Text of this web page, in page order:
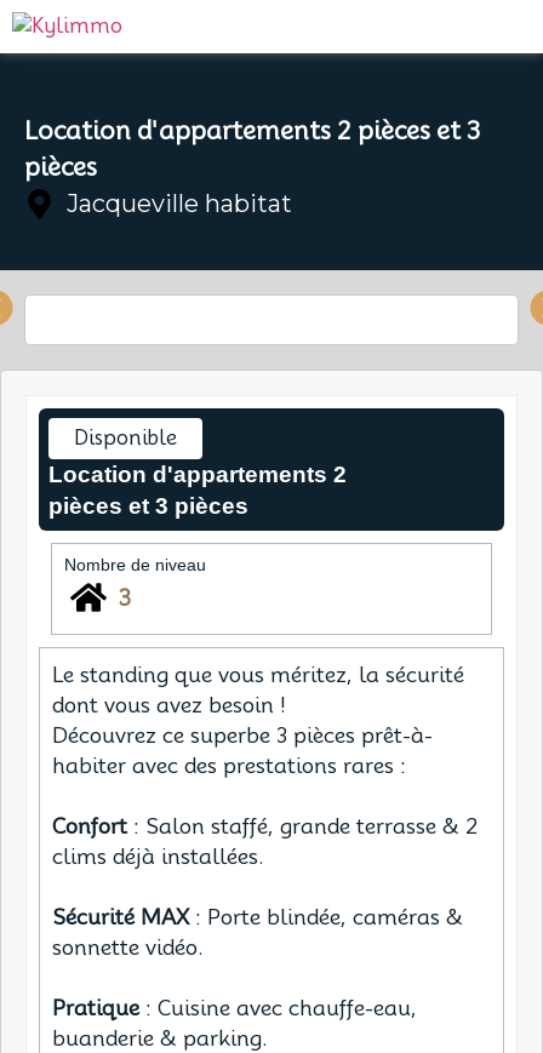
Location d'appartements 2 pièces et 3
pièces
Jacqueville habitat
Disponible
Location d'appartements 2
pièces et 3 pièces
Nombre de niveau
3
Le standing que vous méritez, la sécurité
dont vous avez besoin !
Découvrez ce superbe 3 pièces prêt-à-
habiter avec des prestations rares :
Confort: Salon staffé, grande terrasse & 2
clims déjà installées.
Sécurité MAX: Porte blindée, caméras &
sonnette vidéo.
Pratique: Cuisine avec chauffe-eau,
buanderie & parking.